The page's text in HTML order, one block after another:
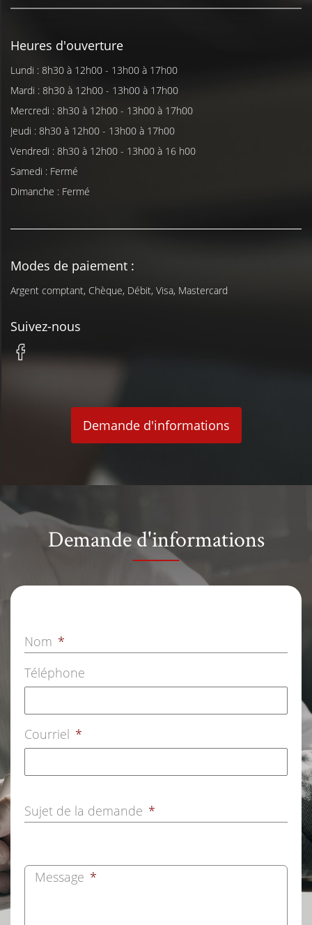
Heures d'ouverture
Lundi : 8h30 à 12h00 - 13h00 à 17h00
Mardi : 8h30 à 12h00 - 13h00 à 17h00
Mercredi : 8h30 à 12h00 - 13h00 à 17h00
Jeudi : 8h30 à 12h00 - 13h00 à 17h00
Vendredi : 8h30 à 12h00 - 13h00 à 16 h00
Samedi : Fermé
Dimanche : Fermé
Modes de paiement :
Argent comptant, Chèque, Débit, Visa, Mastercard
Suivez-nous
Demande d'informations
Demande d'informations
Nom *
Téléphone
Courriel *
Sujet de la demande *
Message *